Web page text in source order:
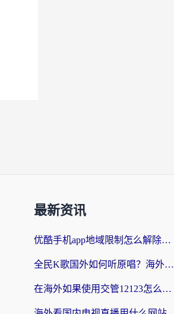
最新资讯
优酷手机app地域限制怎么解除？海外党亲测有效的追剧方案
全民K歌国外如何听原唱？海外党亲测有效的回国加速器选择指南
在海外如果使用交管12123怎么处理？留学生亲测有效的回国加速方案